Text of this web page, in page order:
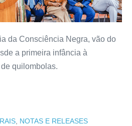
da Consciência Negra, vão do
a primeira infância à
quilombolas.
NOTAS E RELEASES